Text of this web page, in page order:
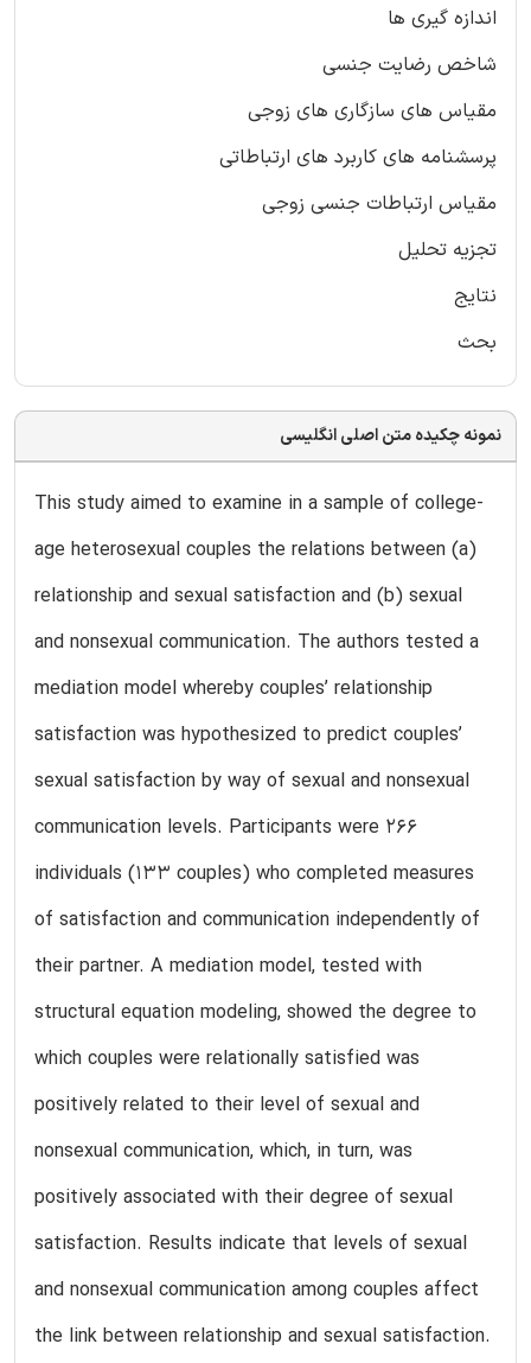
اندازه گیری ها
شاخص رضایت جنسی
مقیاس های سازگاری های زوجی
پرسشنامه های کاربرد های ارتباطاتی
مقیاس ارتباطات جنسی زوجی
تجزیه تحلیل
نتایج
بحث
نمونه چکیده متن اصلی انگلیسی
This study aimed to examine in a sample of college-
age heterosexual couples the relations between (a)
relationship and sexual satisfaction and (b) sexual
and nonsexual communication. The authors tested a
mediation model whereby couples’ relationship
satisfaction was hypothesized to predict couples’
sexual satisfaction by way of sexual and nonsexual
communication levels. Participants were 266
individuals (133 couples) who completed measures
of satisfaction and communication independently of
their partner. A mediation model, tested with
structural equation modeling, showed the degree to
which couples were relationally satisfied was
positively related to their level of sexual and
nonsexual communication, which, in turn, was
positively associated with their degree of sexual
satisfaction. Results indicate that levels of sexual
and nonsexual communication among couples affect
the link between relationship and sexual satisfaction.